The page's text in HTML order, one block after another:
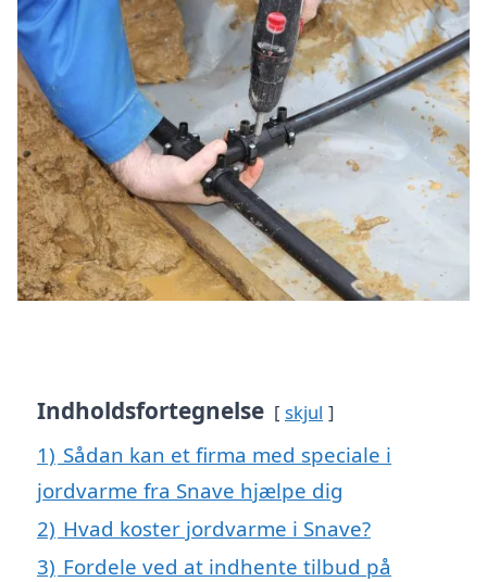
Indholdsfortegnelse skjul
1) Sådan kan et firma med speciale i
jordvarme fra Snave hjælpe dig
2) Hvad koster jordvarme i Snave?
3) Fordele ved at indhente tilbud på